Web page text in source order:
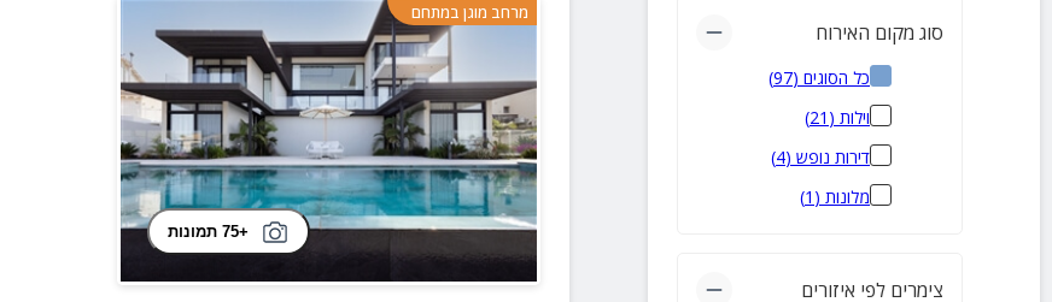
סוג מקום האירוח
כל הסוגים (
97
)
וילות (
21
)
דירות נופש (
4
)
מלונות (
1
)
צימרים לפי איזורים
מרחב מוגן במתחם
+75 תמונות